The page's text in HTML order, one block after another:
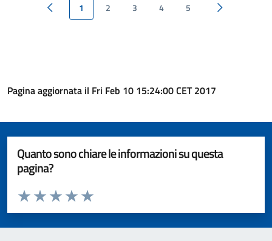
Pagina precedente
1 2 3 4 5 Pagina
Pagina aggiornata il Fri Feb 10 15:24:00 CET 2017
Quanto sono chiare le informazioni su questa
pagina?
Valuta da 1 a 5 stelle la pagina
Valuta 5 stelle su 5
Valuta 4 stelle su 5
Valuta 3 stelle su 5
Valuta 2 stelle su 5
Valuta 1 stelle su 5